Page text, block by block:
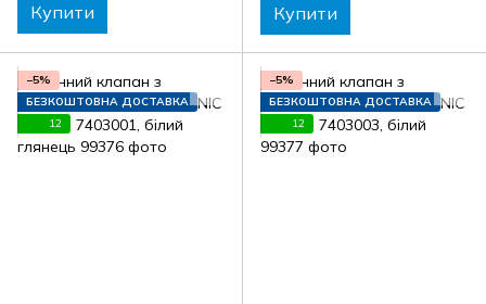
Купити Купити
−5%
БЕЗКОШТОВНА ДОСТАВКА
12
−5%
БЕЗКОШТОВНА ДОСТАВКА
12